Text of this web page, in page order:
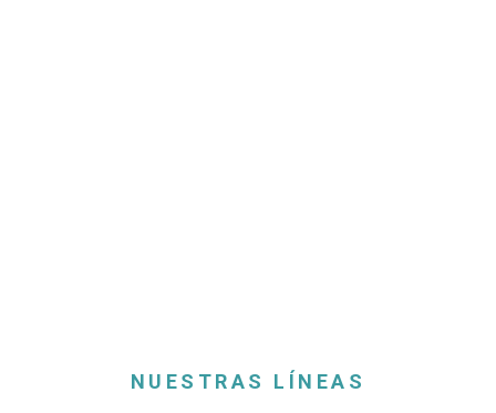
NUESTRAS LÍNEAS